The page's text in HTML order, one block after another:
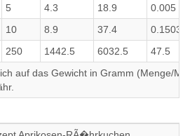
5 4.3 18.9 0.005
10 8.9 37.4 0.1503
250 1442.5 6032.5 47.5
auf das Gewicht in Gramm (Menge/